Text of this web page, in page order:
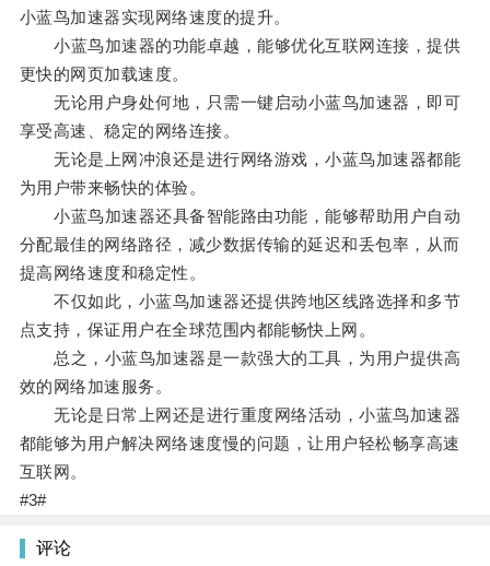
小蓝鸟加速器实现网络速度的提升。
小蓝鸟加速器的功能卓越，能够优化互联网连接，提供
更快的网页加载速度。
无论用户身处何地，只需一键启动小蓝鸟加速器，即可
享受高速、稳定的网络连接。
无论是上网冲浪还是进行网络游戏，小蓝鸟加速器都能
为用户带来畅快的体验。
小蓝鸟加速器还具备智能路由功能，能够帮助用户自动
分配最佳的网络路径，减少数据传输的延迟和丢包率，从而
提高网络速度和稳定性。
不仅如此，小蓝鸟加速器还提供跨地区线路选择和多节
点支持，保证用户在全球范围内都能畅快上网。
总之，小蓝鸟加速器是一款强大的工具，为用户提供高
效的网络加速服务。
无论是日常上网还是进行重度网络活动，小蓝鸟加速器
都能够为用户解决网络速度慢的问题，让用户轻松畅享高速
互联网。
#3#
评论